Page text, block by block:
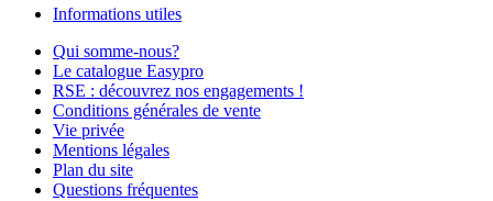
Informations utiles
Qui somme-nous?
Le catalogue Easypro
RSE : découvrez nos engagements !
Conditions générales de vente
Vie privée
Mentions légales
Plan du site
Questions fréquentes